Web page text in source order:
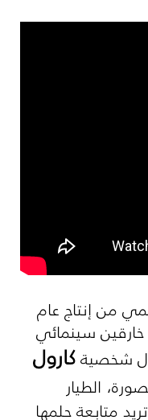
من إنتاج عام
خارقين سينمائي
شخصيةكارول
الطيار
متابعةحلمها